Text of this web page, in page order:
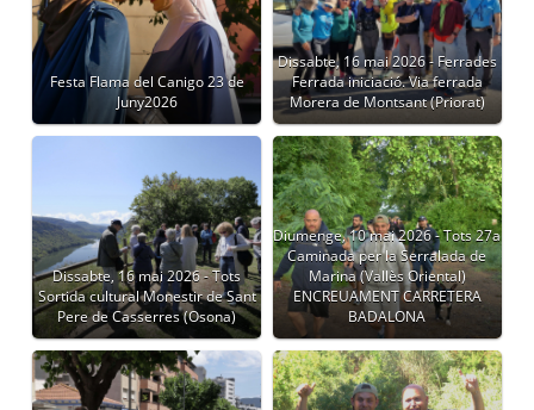
Festa Flama del Canigo 23 de
Juny2026
Dissabte, 16 mai 2026 - Ferrades
Ferrada iniciació. Via ferrada
Morera de Montsant (Priorat)
Dissabte, 16 mai 2026 - Tots
Sortida cultural Monestir de Sant
Pere de Casserres (Osona)
Diumenge, 10 mai 2026 - Tots 27a
Caminada per la Serralada de
Marina (Vallès Oriental)
ENCREUAMENT CARRETERA
BADALONA